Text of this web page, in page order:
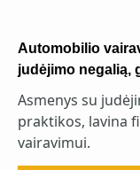
Automobilio
judėjimo negalią,
Asmenys su
praktikos, lavina
vairavimui.